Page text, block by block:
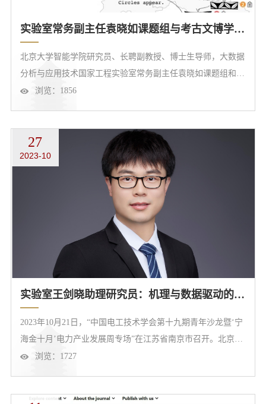
实验室常务副主任袁晓如课题组与考古文博学院张海课题组跨学科合作分析彩陶花纹演变
北京大学智能学院研究员、长聘副教授、博士生导师，大数据
分析与应用技术国家工程实验室常务副主任袁晓如课题组和考
古文博学院张海课题组合作取得重要跨学科研究进展，研发帮
收，论文将直接发表于可视化领域旗舰期刊 IEEE
TVCG（CCF A类）。彩陶在中国史前文化中占有重要地位。
特别仰韶文化彩陶是中国古代分布最...
浏览： 1856
27
2023-10
实验室王剑晓助理研究员：机理与数据驱动的锂电池建模与并网调控技术
2023年10月21日，“中国电工技术学会第十九期青年沙龙暨‘宁
海金十月’电力产业发展周专场”在江苏省南京市召开。北京大
学大数据分析与应用技术国家工程实验室王剑晓助理研究员应
浏览： 1727